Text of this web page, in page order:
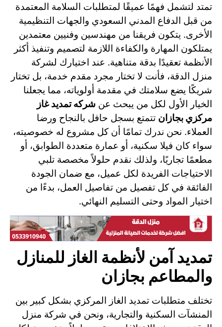
تمتد لتشمل فهمًا عميقًا لمتطلبات السلامة المعتمدة
من قبل الدفاع المدني السعودي والجهات التنظيمية
الأخرى. يتكون فريقنا من مهندسين وفنيين معتمدين
يمتلكون المهارة والكفاءة اللازمة لتصميم وتنفيذ أكثر
الأنظمة تعقيدًا بدقة متناهية. عند اختيارك لشركة
منزل الدقة، فأنت لا تختار مجرد مقدم خدمة، بل تختار
شريكًا يضع سلامتك في مقدمة أولوياته، مما يجعلنا
الخيار الأول لكل من يبحث عن شركه تمديد غاز
مركزي بجازان تتمتع بسجل حافل بالنجاح ورضا
العملاء. نحن ندرك تمامًا أن كل مشروع له خصوصيته،
سواء كان فيلا سكنية، أو عمارة متعددة الطوابق، أو
مطعمًا تجاريًا، ولذلك نقدم حلولاً مخصصة تلبي
الاحتياجات الفريدة لكل عميل، مع ضمان الجودة
الفائقة في كل تفصيل من تفاصيل العمل، بدءًا من
اختيار المواد وحتى التسليم النهائي.
تمديد آمن لأنظمة الغاز للمنازل
والمطاعم بجازان
تختلف متطلبات تمديد الغاز المركزي بشكل كبير بين
المنشآت السكنية والتجارية، ونحن في شركة منزل